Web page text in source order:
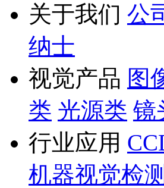
关于我们 公
纳士
视觉产品 图
类 光源类 镜
行业应用
机器视觉检